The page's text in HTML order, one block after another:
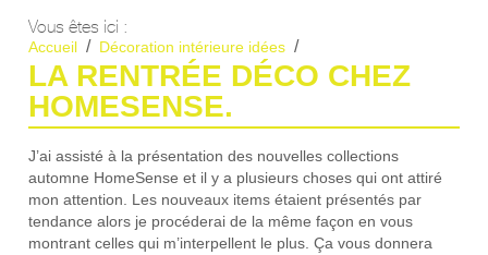
Vous êtes ici :
Accueil Décoration intérieure idées
La rentrée déco chez HomeSense.
LA RENTRÉE DÉCO CHEZ
HOMESENSE.
J’ai assisté à la présentation des nouvelles collections
automne HomeSense et il y a plusieurs choses qui ont attiré
mon attention. Les nouveaux items étaient présentés par
tendance alors je procéderai de la même façon en vous
montrant celles qui m’interpellent le plus. Ça vous donnera